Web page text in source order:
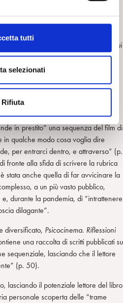
tutti
selezionati
Rifiuta
negativi” rispetto alla sua capacità
realtà (p. 42).
ha un taglio più intimo, in cui
vita personale la formazione di
per il cinema, collegati dalla
cose del mondo. Quello esterno e
dell’uso delle immagini
Si sofferma inoltre su quello
concentrandosi sulle risonanze
in prestito” una sequenza del film di
in qualche modo cosa voglia dire
per entrarci dentro, e attraverso” (p.
fronte alla sfida di scrivere la rubrica
stata anche quella di far avvicinare la
a un più vasto pubblico,
durante la pandemia, di “intrattenere
dilagante”.
diversificato, Psicocinema. Riflessioni
una raccolta di scritti pubblicati su
sequenziale, lasciando che il lettore
(p. 50).
lasciando il potenziale lettore del libro
personale scoperta delle “trame